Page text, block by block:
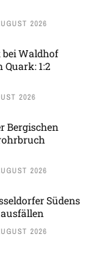
2026
Waldhof
1:2
2026
Bergischen
2026
Südens
2026